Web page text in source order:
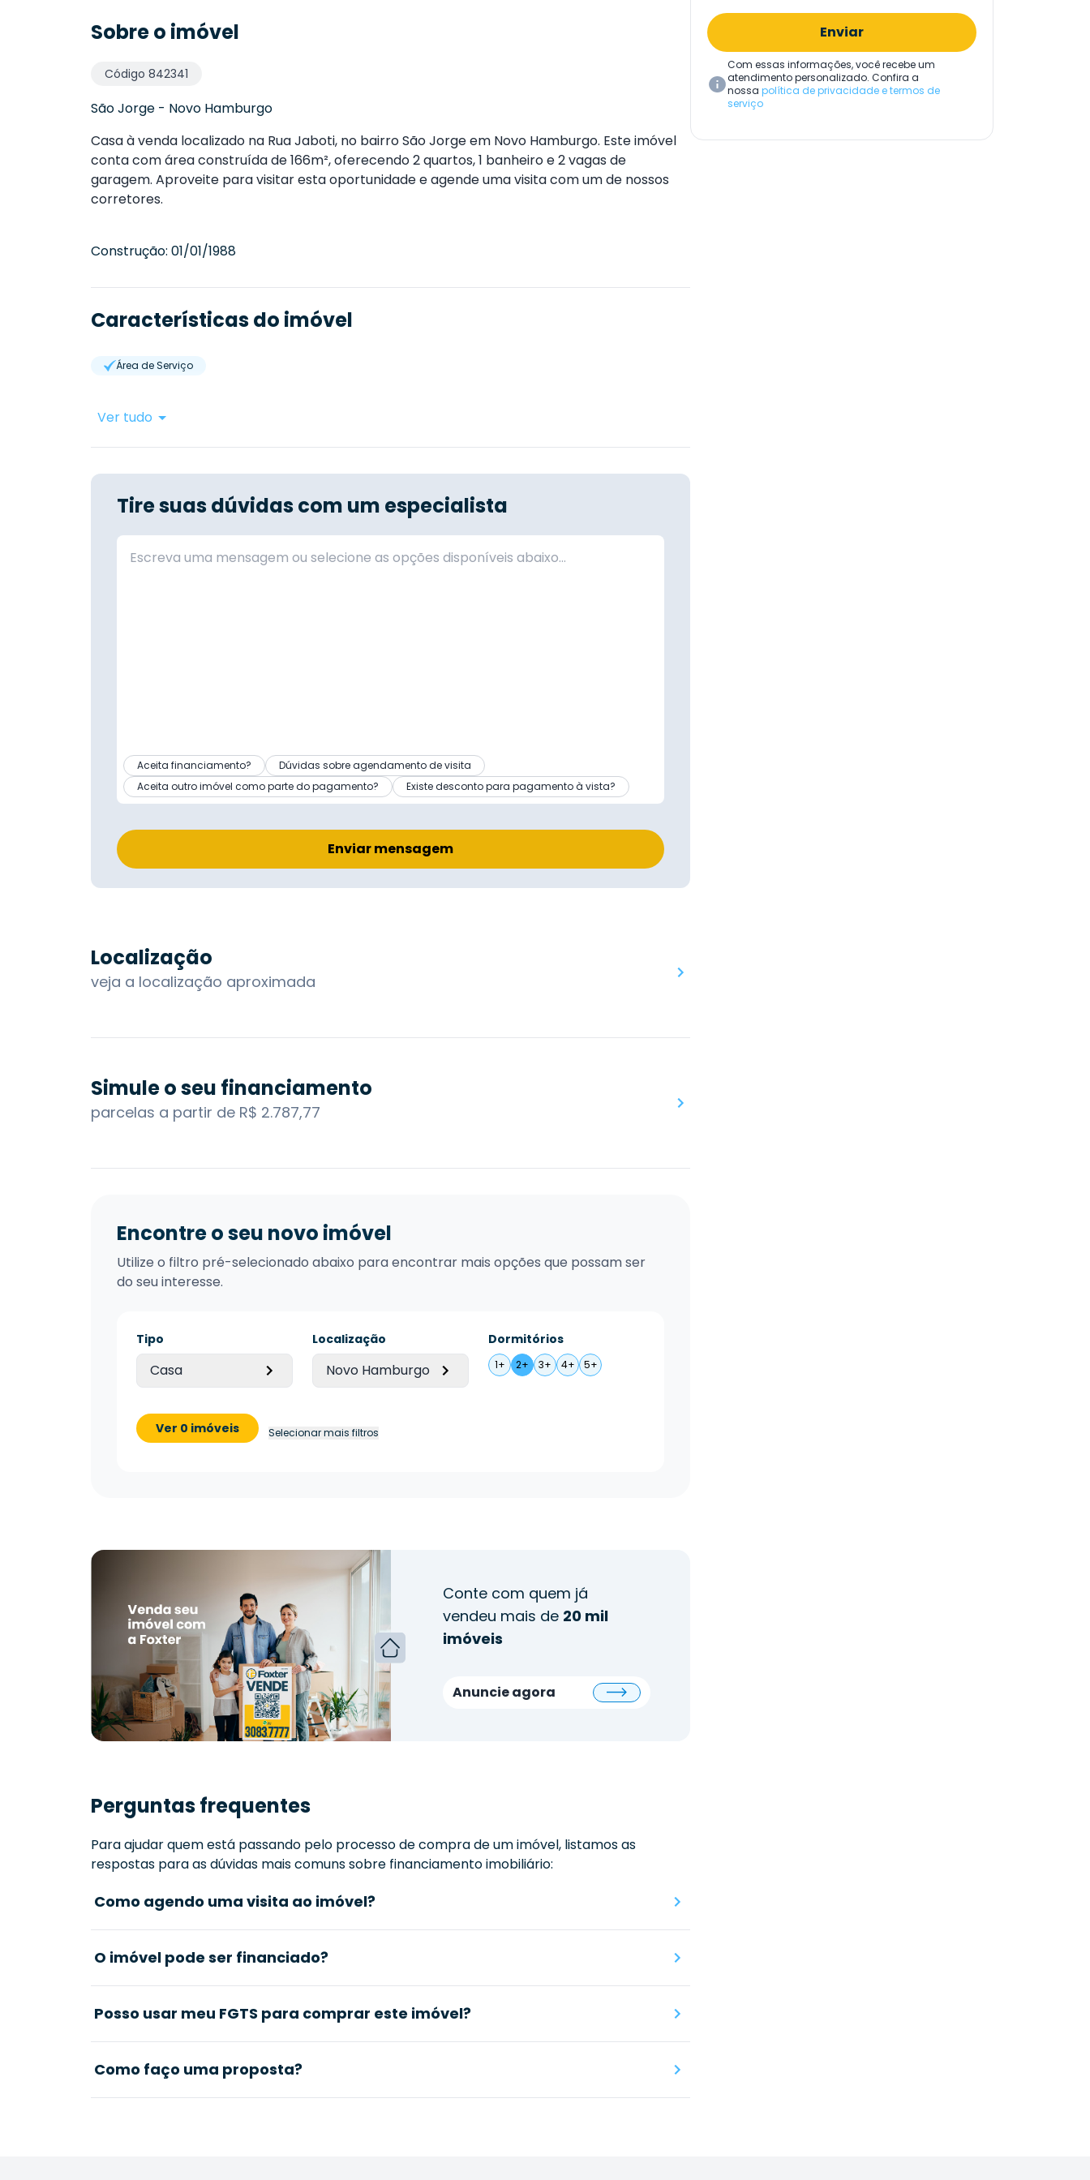
Sobre o imóvel
Código 842341
São Jorge - Novo Hamburgo
Casa à venda localizado na Rua Jaboti, no bairro São Jorge em Novo Hamburgo. Este imóvel
conta com área construída de 166m², oferecendo 2 quartos, 1 banheiro e 2 vagas de
garagem. Aproveite para visitar esta oportunidade e agende uma visita com um de nossos
corretores.
Construção: 01/01/1988
Características do imóvel
Área de Serviço
Ver tudo
Tire suas dúvidas com um especialista
Aceita financiamento?
Dúvidas sobre agendamento de visita
Aceita outro imóvel como parte do pagamento?
Existe desconto para pagamento à vista?
Enviar mensagem
Localização
veja a localização aproximada
Simule o seu financiamento
parcelas a partir de R$ 2.787,77
Encontre o seu novo imóvel
Utilize o filtro pré-selecionado abaixo para encontrar mais opções que possam ser
do seu interesse.
Tipo
Casa
Localização
Novo Hamburgo
Dormitórios
1+ 2+ 3+ 4+ 5+
Ver 0 imóveis Selecionar mais filtros
Conte com quem já
vendeu mais de 20 mil
imóveis
Anuncie agora
Perguntas frequentes
Para ajudar quem está passando pelo processo de compra de um imóvel, listamos as
respostas para as dúvidas mais comuns sobre financiamento imobiliário:
Como agendo uma visita ao imóvel?
O imóvel pode ser financiado?
Posso usar meu FGTS para comprar este imóvel?
Como faço uma proposta?
Enviar
Com essas informações, você recebe um
atendimento personalizado. Confira a
nossa política de privacidade e termos de
serviço